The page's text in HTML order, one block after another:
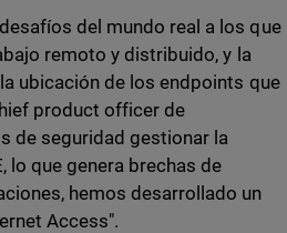
del mundo real a los que
remoto y distribuido, y la
ubicación de los endpoints que
product officer de
de seguridad gestionar la
lo que genera brechas de
hemos desarrollado un
Access".